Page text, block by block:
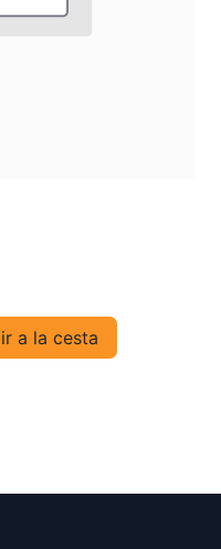
a la cesta